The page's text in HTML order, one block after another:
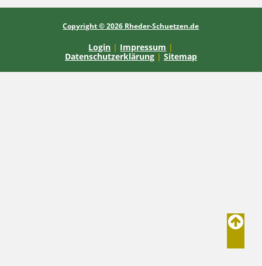
Copyright © 2026 Rheder-Schuetzen.de
Login | Impressum |
Datenschutzerklärung | Sitemap